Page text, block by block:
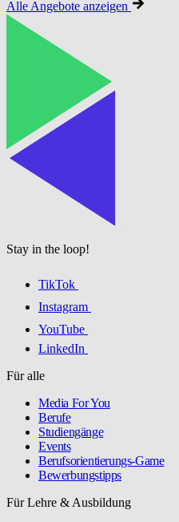
Alle Angebote anzeigen
Stay in the loop!
TikTok
Instagram
YouTube
LinkedIn
Für alle
Media For You
Berufe
Studiengänge
Events
Berufsorientierungs-Game
Bewerbungstipps
Für Lehre & Ausbildung